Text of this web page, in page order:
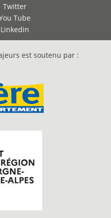
Twitter
Tube
Linkedin
est soutenu par :